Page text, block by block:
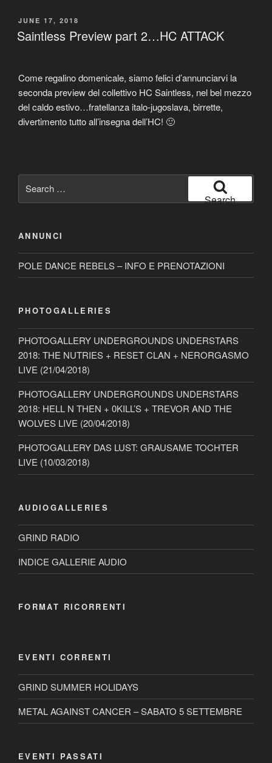
POSTED
ON
JUNE 17, 2018
Saintless Preview part 2…HC ATTACK
Come regalino domenicale, siamo felici d’annunciarvi la
seconda preview del collettivo HC Saintless, nel bel mezzo
del caldo estivo…fratellanza italo-jugoslava, birrette,
divertimento tutto all’insegna dell’HC! 🙂
for:
Search
ANNUNCI
POLE DANCE REBELS – INFO E PRENOTAZIONI
PHOTOGALLERIES
PHOTOGALLERY UNDERGROUNDS UNDERSTARS
2018: THE NUTRIES + RESET CLAN + NERORGASMO
LIVE (21/04/2018)
PHOTOGALLERY UNDERGROUNDS UNDERSTARS
2018: HELL N THEN + 0KILL’S + TREVOR AND THE
WOLVES LIVE (20/04/2018)
PHOTOGALLERY DAS LUST: GRAUSAME TOCHTER
LIVE (10/03/2018)
AUDIOGALLERIES
GRIND RADIO
INDICE GALLERIE AUDIO
FORMAT RICORRENTI
EVENTI CORRENTI
GRIND SUMMER HOLIDAYS
METAL AGAINST CANCER – SABATO 5 SETTEMBRE
EVENTI PASSATI